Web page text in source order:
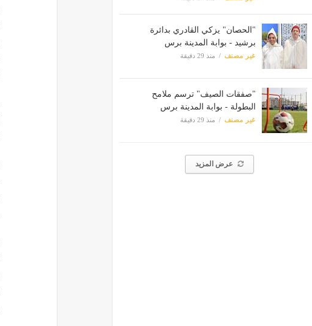
"الحصان" يزكي القادري بدائرة
برشيد - بوابة المدينة برس
غير مصنف منذ 29 دقيقة
"صفقات الصيف" ترسم ملامح
البطولة - بوابة المدينة برس
غير مصنف منذ 29 دقيقة
عرض المزيد